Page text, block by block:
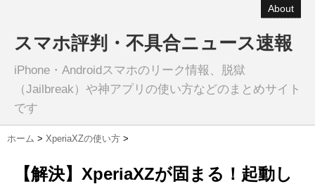
About
スマホ評判・不具合ニュース速報
iPhone・Androidスマホのリーク情報、脱獄
（Jailbreak）や神アプリの使い方などのまとめサイト
です
ホーム > XperiaXZの使い方 >
【解決】XperiaXZが固まる！起動し